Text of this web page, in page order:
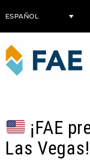
ESPAÑOL
¡FAE
Las Vegas!